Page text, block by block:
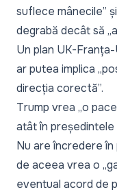
suflece mânecile”
degrabă decât să
Un plan UK-
ar putea implica
direcția corectă”.
Trump vrea „o
atât în președintele
Nu are încredere în
de aceea vrea o
eventual acord de